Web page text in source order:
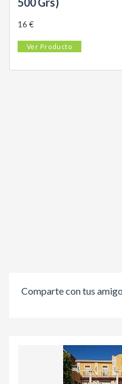
16 €
Ver Producto
Comparte con tus